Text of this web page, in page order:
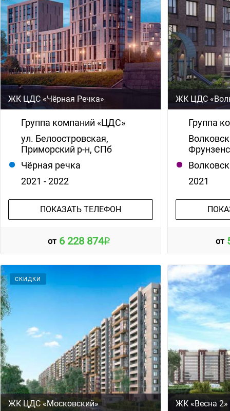
ЖК ЦДС «Чёрная Речка»
Группа компаний «ЦДС»
ул. Белоостровская,
Приморский р-н, СПб
Чёрная речка
2021 - 2022
ПОКАЗАТЬ ТЕЛЕФОН
от 6 228 874
ЖК ЦДС
Группа
2021
от
СКИДКИ
ЖК ЦДС «Московский» ЖК «Весна 2»